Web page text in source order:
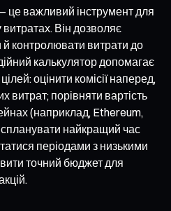
це важливий інструмент для
Він дозволяє
й контролювати витрати до
калькулятор допомагає
оцінити комісії наперед,
витрат; порівняти вартість
(наприклад, Ethereum,
найкращий час
періодами з низькими
точний бюджет для